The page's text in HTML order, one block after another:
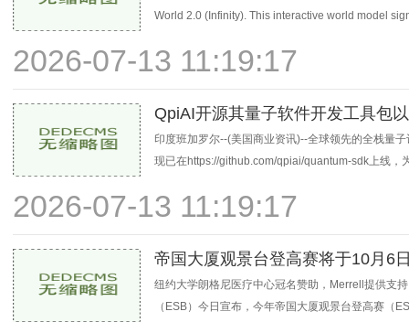
World 2.0 (Infinity). This interactive world model
2026-07-13 11:19:17
QpiAI开源其量子软件开发工具包
印度班加罗尔--(美国商业资讯)--全球领先的全栈量
现已在https://github.com/qpiai/quantum-sdk上线，
2026-07-13 11:19:17
帝国大厦观景台登高赛将于10月6
纽约大学朗格尼医疗中心冠名赞助，Merrell提供支
（ESB）今日宣布，今年帝国大厦观景台登高赛（